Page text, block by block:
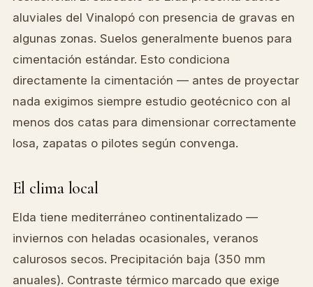
aluviales del Vinalopó con presencia de gravas en
algunas zonas. Suelos generalmente buenos para
cimentación estándar. Esto condiciona
directamente la cimentación — antes de proyectar
nada exigimos siempre estudio geotécnico con al
menos dos catas para dimensionar correctamente
losa, zapatas o pilotes según convenga.
El clima local
Elda tiene mediterráneo continentalizado —
inviernos con heladas ocasionales, veranos
calurosos secos. Precipitación baja (350 mm
anuales). Contraste térmico marcado que exige